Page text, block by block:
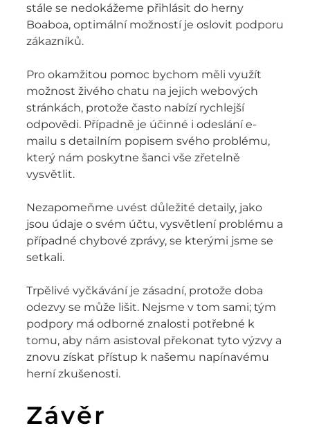
stále se nedokážeme přihlásit do herny
Boaboa, optimální možností je oslovit podporu
zákazníků.
Pro okamžitou pomoc bychom měli využít
možnost živého chatu na jejich webových
stránkách, protože často nabízí rychlejší
odpovědi. Případně je účinné i odeslání e-
mailu s detailním popisem svého problému,
který nám poskytne šanci vše zřetelně
vysvětlit.
Nezapomeňme uvést důležité detaily, jako
jsou údaje o svém účtu, vysvětlení problému a
případné chybové zprávy, se kterými jsme se
setkali.
Trpělivé vyčkávání je zásadní, protože doba
odezvy se může lišit. Nejsme v tom sami; tým
podpory má odborné znalosti potřebné k
tomu, aby nám asistoval překonat tyto výzvy a
znovu získat přístup k našemu napínavému
herní zkušenosti.
Závěr